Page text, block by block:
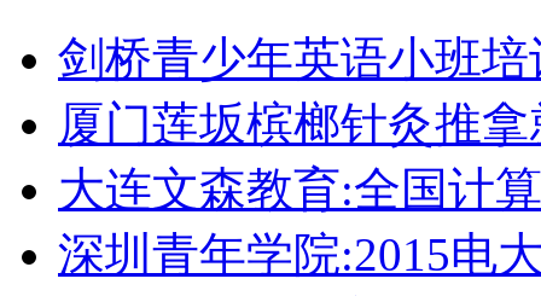
剑桥青少年英语小班培
厦门莲坂槟榔针灸推
大连文森教育:全国计
深圳青年学院:2015电